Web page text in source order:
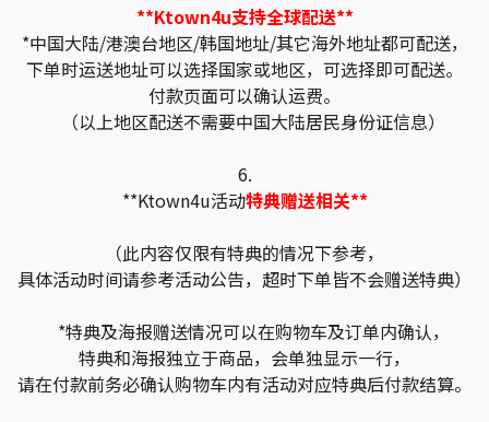
**Ktown4u支持全球配送**
*中国大陆/港澳台地区/韩国地址/其它海外地址都可配送，
下单时运送地址可以选择国家或地区，可选择即可配送。
付款页面可以确认运费。
（以上地区配送不需要中国大陆居民身份证信息）
6.
**Ktown4u活动特典赠送相关**
（此内容仅限有特典的情况下参考，
具体活动时间请参考活动公告，超时下单皆不会赠送特典）
*特典及海报赠送情况可以在购物车及订单内确认，
特典和海报独立于商品，会单独显示一行，
请在付款前务必确认购物车内有活动对应特典后付款结算。